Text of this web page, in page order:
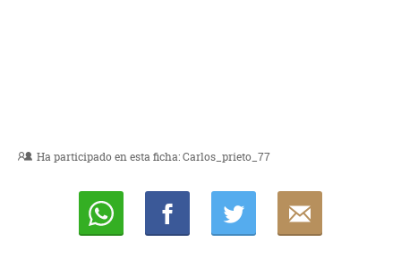
Ha participado en esta ficha:Carlos_prieto_77